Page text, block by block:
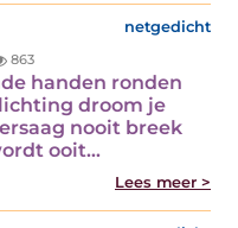
netgedicht
863
handen ronden
droom je
nooit breek
ooit…
Lees meer >